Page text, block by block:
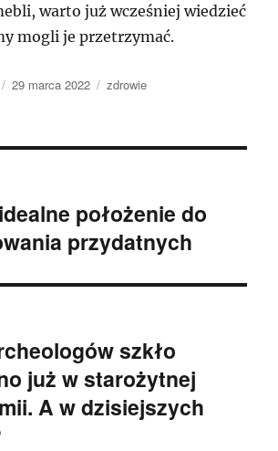
warto już wcześniej wiedzieć
mogli je przetrzymać.
Data
29 marca 2022 Kategorie
zdrowie
położenie do
przydatnych
szkło
już w starożytnej
A w dzisiejszych